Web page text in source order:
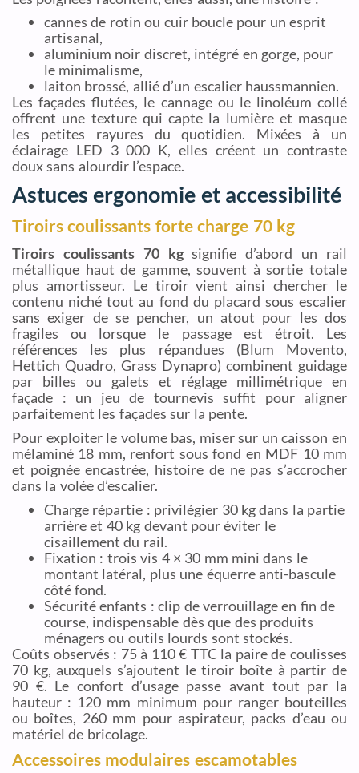
cannes de rotin ou cuir boucle pour un esprit
artisanal,
aluminium noir discret, intégré en gorge, pour
le minimalisme,
laiton brossé, allié d’un escalier haussmannien.
Les façades flutées, le cannage ou le linoléum collé
offrent une texture qui capte la lumière et masque
les petites rayures du quotidien. Mixées à un
éclairage LED 3 000 K, elles créent un contraste
doux sans alourdir l’espace.
Astuces ergonomie et accessibilité
Tiroirs coulissants forte charge 70 kg
Tiroirs coulissants 70 kgsignifie d’abord un rail
métallique haut de gamme, souvent à sortie totale
plus amortisseur. Le tiroir vient ainsi chercher le
contenu niché tout au fond du placard sous escalier
sans exiger de se pencher, un atout pour les dos
fragiles ou lorsque le passage est étroit. Les
références les plus répandues (Blum Movento,
Hettich Quadro, Grass Dynapro) combinent guidage
par billes ou galets et réglage millimétrique en
façade : un jeu de tournevis suffit pour aligner
parfaitement les façades sur la pente.
Pour exploiter le volume bas, miser sur un caisson en
mélaminé 18 mm, renfort sous fond en MDF 10 mm
et poignée encastrée, histoire de ne pas s’accrocher
dans la volée d’escalier.
Charge répartie : privilégier 30 kg dans la partie
arrière et 40 kg devant pour éviter le
cisaillement du rail.
Fixation : trois vis 4 × 30 mm mini dans le
montant latéral, plus une équerre anti-bascule
côté fond.
Sécurité enfants : clip de verrouillage en fin de
course, indispensable dès que des produits
ménagers ou outils lourds sont stockés.
Coûts observés : 75 à 110 € TTC la paire de coulisses
70 kg, auxquels s’ajoutent le tiroir boîte à partir de
90 €. Le confort d’usage passe avant tout par la
hauteur : 120 mm minimum pour ranger bouteilles
ou boîtes, 260 mm pour aspirateur, packs d’eau ou
matériel de bricolage.
Accessoires modulaires escamotables